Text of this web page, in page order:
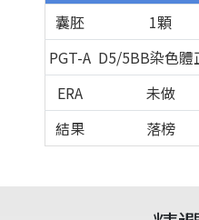
囊胚
1顆
PGT-A D5/5BB染色體
ERA
未做
結果
落榜